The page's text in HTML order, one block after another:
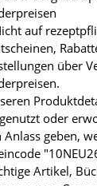
auf
über
oder
geben,
Artikel,